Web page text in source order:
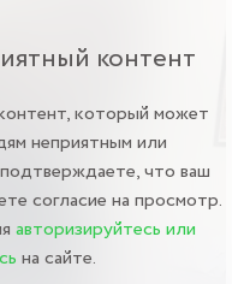
контент
который может
неприятным или
что ваш
согласие на просмотр.
авторизируйтесь или
на сайте.